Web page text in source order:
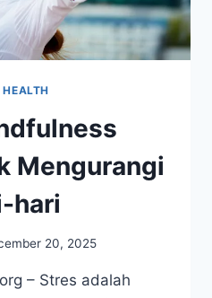
Mengurangi
hari
20, 2025
– Stres adalah